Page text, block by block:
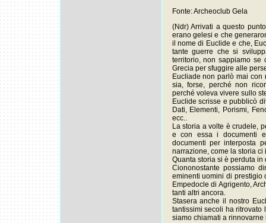
Fonte: Archeoclub Gela
(Ndr) Arrivati a questo
erano gelesi e che
il nome di Euclide e che,
tante guerre che si
territorio, non sappiamo
Grecia per sfuggire alle
Eucliade non parlò mai
sia, forse, perché non
perché voleva vivere sullo
Euclide scrisse e pubblicò
Dati, Elementi, Porismi,
ecc..
La storia a volte è crudele,
e con essa i documenti
documenti per interposta
narrazione, come la storia ci
Quanta storia si è perduta in
Ciononostante possiamo
eminenti uomini di prestigio
Empedocle di Agrigento,
tanti altri ancora.
Stasera anche il nostro
tantissimi secoli ha
siamo chiamati a rinnovarne